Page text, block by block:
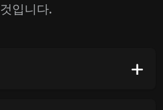
것입니다.